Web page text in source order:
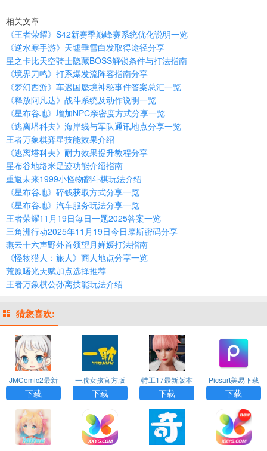
相关文章
《王者荣耀》S42新赛季巅峰赛系统优化说明一览
《逆水寒手游》天墟垂雪白发取得途径分享
星之卡比天空骑士隐藏BOSS解锁条件与打法指南
《境界刀鸣》打系爆发流阵容指南分享
《梦幻西游》车迟国蜃境神秘事件答案总汇一览
《释放阿凡达》战斗系统及动作说明一览
《星布谷地》增加NPC亲密度方式分享一览
《逃离塔科夫》海岸线与军队通讯地点分享一览
王者万象棋弈星技能效果介绍
《逃离塔科夫》耐力效果提升教程分享
星布谷地络米足迹功能介绍指南
重返未来1999小怪物翻斗棋玩法介绍
《星布谷地》碎钱获取方式分享一览
《星布谷地》汽车服务玩法分享一览
王者荣耀11月19日每日一题2025答案一览
三角洲行动2025年11月19日今日摩斯密码分享
燕云十六声野外首领望月婵媛打法指南
《怪物猎人：旅人》商人地点分享一览
荒原曙光天赋加点选择推荐
王者万象棋公孙离技能玩法介绍
猜您喜欢:
JMComic2最新
安装包
下载
一耽女孩官方版
下载漫画安装
下载
特工17最新版本
24.8下载
下载
Picsart美易下载
正版免费中文版
下载